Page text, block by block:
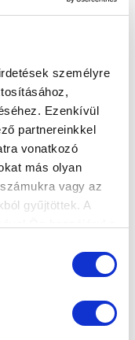
személyre
Ezenkívül
partnereinkkel
vonatkozó
más olyan
vagy az
gyűjtöttek. A
JÁTÉKOSAI